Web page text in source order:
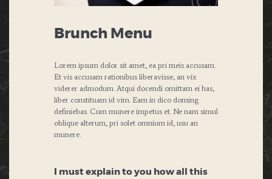
PRIVACY POLICY
Brunch Menu
Lorem ipsum dolor sit amet, ea pri meis accusam.
Et vis accusam rationibus liberavisse, an vix
viderer admodum. Atqui docendi omittam ei has,
liber constituam id vim. Eam in dico doming
definiebas. Cum munere impetus et. Ne nam simul
oblique alterum, pri solet omnium id, usu an
munere.
I must explain to you how all this